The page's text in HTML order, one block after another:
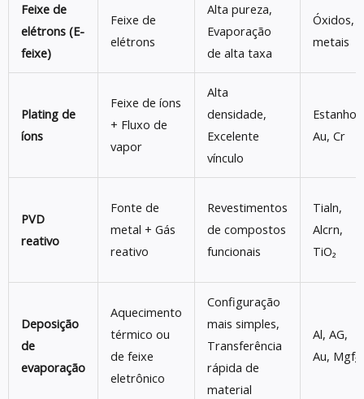
Feixe de
elétrons (E-
feixe)
Feixe de
elétrons
Alta pureza,
Evaporação
de alta taxa
Óxidos,
metais
Plating de
íons
Feixe de íons
+ Fluxo de
vapor
Alta
densidade,
Excelente
vínculo
Estanho,
Au, Cr
PVD
reativo
Fonte de
metal + Gás
reativo
Revestimentos
de compostos
funcionais
Tialn,
Alcrn,
TiO₂
Deposição
de
evaporação
Aquecimento
térmico ou
de feixe
eletrônico
Configuração
mais simples,
Transferência
rápida de
material
Al, AG,
Au, Mgf₂